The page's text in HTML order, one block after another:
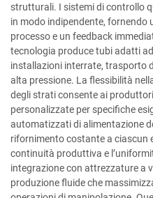
strutturali. I sistemi di controllo
in modo indipendente, fornendo
processo e un feedback
tecnologia produce tubi adatti
installazioni interrate, trasporto
alta pressione. La flessibilità
degli strati consente ai
personalizzate per specifiche
automatizzati di alimentazione
rifornimento costante a ciascun
continuità produttiva e
integrazione con attrezzature a
produzione fluide che